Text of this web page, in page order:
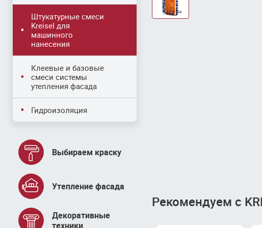
Штукатурные смеси
Kreisel для
машинного
нанесения
Клеевые и базовые
смеси системы
утепления фасада
Гидроизоляция
Выбираем краску
Утепление фасада
Декоративные
техники
Рекомендуем с